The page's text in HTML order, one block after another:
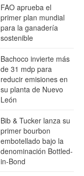
FAO aprueba el
primer plan mundial
para la ganadería
sostenible
Bachoco invierte más
de 31 mdp para
reducir emisiones en
su planta de Nuevo
León
Bib & Tucker lanza su
primer bourbon
embotellado bajo la
denominación Bottled-
in-Bond